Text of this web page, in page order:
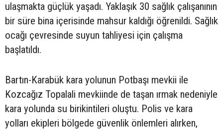
ulaşmakta güçlük yaşadı. Yaklaşık 30 sağlık çalışanının
bir süre bina içerisinde mahsur kaldığı öğrenildi. Sağlık
ocağı çevresinde suyun tahliyesi için çalışma
başlatıldı.
Bartın-Karabük kara yolunun Potbaşı mevkii ile
Kozcağız Topalali mevkiinde de taşan ırmak nedeniyle
kara yolunda su birikintileri oluştu. Polis ve kara
yolları ekipleri bölgede güvenlik önlemleri alırken,